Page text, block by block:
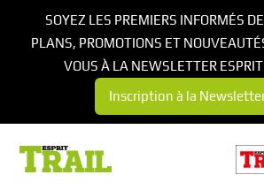
SOYEZ LES PREMIERS INFORMÉS
PLANS, PROMOTIONS ET
VOUS À LA NEWSLETTER
Inscription à la